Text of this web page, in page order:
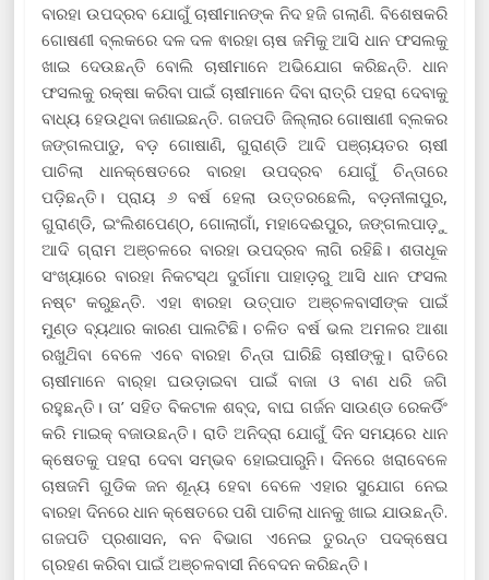
ବାରହା ଉପଦ୍ରବ ଯୋଗୁଁ ଚାଷୀମାନଙ୍କ ନିଦ ହଜି ଗଲାଣି. ବିଶେଷକରି
ଗୋଷଣୀ ବ୍ଲକରେ ଦଳ ଦଳ ଵାରହା ଚାଷ ଜମିକୁ ଆସି ଧାନ ଫସଲକୁ
ଖାଇ ଦେଉଛନ୍ତି ବୋଲି ଚାଷୀମାନେ ଅଭିଯୋଗ କରିଛନ୍ତି. ଧାନ
ଫସଲକୁ ରକ୍ଷା କରିବା ପାଇଁ ଚାଷୀମାନେ ଦିବା ରାତ୍ରି ପହରା ଦେବାକୁ
ବାଧ୍ୟ ହେଉଥିବା ଜଣାଇଛନ୍ତି. ଗଜପତି ଜିଲ୍ଲାର ଗୋଷାଣୀ ବ୍ଲକର
ଜଙ୍ଗଲପାଡୁ, ବଡ଼ ଗୋଷାଣି, ଗୁରାଣ୍ଡି ଆଦି ପଞ୍ଚାୟତର ଚାଷୀ
ପାଚିଲା ଧାନକ୍ଷେତରେ ବାରହା ଉପଦ୍ରବ ଯୋଗୁଁ ଚିନ୍ତାରେ
ପଡ଼ିଛନ୍ତି। ପ୍ରାୟ ୬ ବର୍ଷ ହେଲା ଉତ୍ତରଛେଲି, ବଡ଼ନୀଳାପୁର,
ଗୁରାଣ୍ଡି, ଇଂଲିଶପେଣ୍ଠ, ଗୋଲାଗାଁ, ମହାଦେଈପୁର, ଜଙ୍ଗଲପାଡ଼ୁ
ଆଦି ଗ୍ରାମ ଅଞ୍ଚଳରେ ବାରହା ଉପଦ୍ରବ ଲାଗି ରହିଛି। ଶତାଧୂକ
ସଂଖ୍ୟାରେ ବାରହା ନିକଟସ୍ଥ ଦୁର୍ଗାମା ପାହାଡ଼ରୁ ଆସି ଧାନ ଫସଲ
ନଷ୍ଟ କରୁଛନ୍ତି. ଏହା ଵାରହା ଉତ୍ପାତ ଅଞ୍ଚଳବାସୀଙ୍କ ପାଇଁ
ମୁଣ୍ଡ ବ୍ୟଥାର କାରଣ ପାଲଟିଛି। ଚଳିତ ବର୍ଷ ଭଲ ଅମଳର ଆଶା
ରଖୁଥ‌ିବା ବେଳେ ଏବେ ବାରହା ଚିନ୍ତା ଘାରିଛି ଚାଷୀଙ୍କୁ। ରାତିରେ
ଚାଷୀମାନେ ବାର୍‌ହା ଘଉଡ଼ାଇବା ପାଇଁ ବାଜା ଓ ବାଣ ଧରି ଜଗି
ରହୁଛନ୍ତି। ତା’ ସହିତ ବିକଟାଳ ଶବ୍ଦ, ବାଘ ଗର୍ଜନ ସାଉଣ୍ଡ ରେକର୍ଡିଂ
କରି ମାଇକ୍ ବଜାଉଛନ୍ତି। ରାତି ଅନିଦ୍ରା ଯୋଗୁଁ ଦିନ ସମୟରେ ଧାନ
କ୍ଷେତକୁ ପହରା ଦେବା ସମ୍ଭବ ହୋଇପାରୁନି। ଦିନରେ ଖରାବେଳେ
ଚାଷଜମି ଗୁଡିକ ଜନ ଶୂନ୍ୟ ହେବା ବେଳେ ଏହାର ସୁଯୋଗ ନେଇ
ବାରହା ଦିନରେ ଧାନ କ୍ଷେତରେ ପଶି ପାଚିଲା ଧାନକୁ ଖାଇ ଯାଉଛନ୍ତି.
ଗଜପତି ପ୍ରଶାସନ, ବନ ବିଭାଗ ଏନେଇ ତୁରନ୍ତ ପଦକ୍ଷେପ
ଗ୍ରହଣ କରିବା ପାଇଁ ଅଞ୍ଚଳବାସୀ ନିବେଦନ କରିଛନ୍ତି।